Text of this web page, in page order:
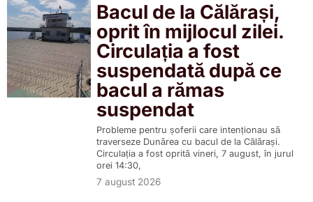
Bacul de la Călărași,
oprit în mijlocul zilei.
Circulația a fost
suspendată după ce
bacul a rămas
suspendat
Probleme pentru șoferii care intenționau să
traverseze Dunărea cu bacul de la Călărași.
Circulația a fost oprită vineri, 7 august, în jurul
orei 14:30,
7 august 2026